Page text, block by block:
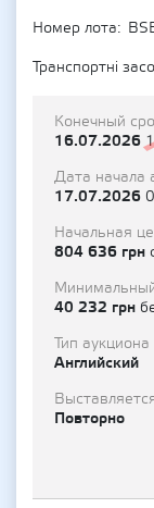
Номер лота
Транспортні
Конечный
16.07.2026
Дата начала
17.07.2026
Начальная
804 636 грн
40 232 грн
Тип аукциона
Английский
Повторно